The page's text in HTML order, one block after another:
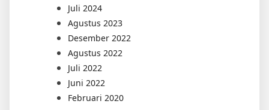
Juli 2024
Agustus 2023
Desember 2022
Agustus 2022
Juli 2022
Juni 2022
Februari 2020